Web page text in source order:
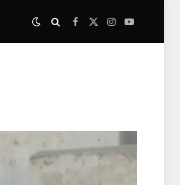
Facebook
X
Instagram
YouTube